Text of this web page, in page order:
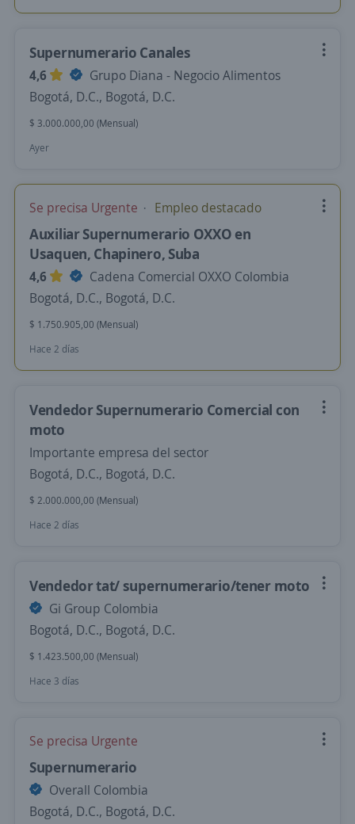
Supernumerario Canales
4,6
Grupo Diana - Negocio Alimentos
Bogotá, D.C., Bogotá, D.C.
$ 3.000.000,00 (Mensual)
Ayer
Se precisa Urgente Empleo destacado
Auxiliar Supernumerario OXXO en
Usaquen, Chapinero, Suba
4,6
Cadena Comercial OXXO Colombia
Bogotá, D.C., Bogotá, D.C.
$ 1.750.905,00 (Mensual)
Hace 2 días
Vendedor Supernumerario Comercial con
moto
Importante empresa del sector
Bogotá, D.C., Bogotá, D.C.
$ 2.000.000,00 (Mensual)
Hace 2 días
Vendedor tat/ supernumerario/tener moto
Gi Group Colombia
Bogotá, D.C., Bogotá, D.C.
$ 1.423.500,00 (Mensual)
Hace 3 días
Se precisa Urgente
Supernumerario
Overall Colombia
Bogotá, D.C., Bogotá, D.C.